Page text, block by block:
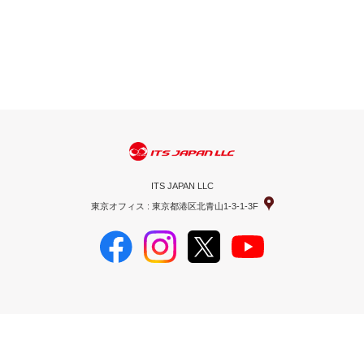
ITS JAPAN LLC
東京オフィス : 東京都港区北青山1-3-1-3F